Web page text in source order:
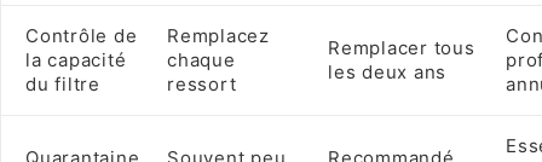
Contrôle de
la capacité
du filtre
Remplacez
chaque
ressort
Remplacer tous
les deux ans